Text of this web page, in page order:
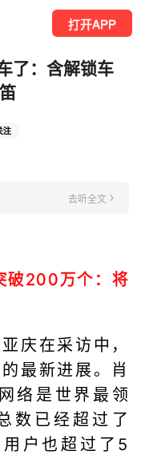
打开APP
了：含解锁车
注
去听全文
破200万个：将
庆在采访中，
最新进展。肖
络是世界最领
数已经超过了
户也超过了5